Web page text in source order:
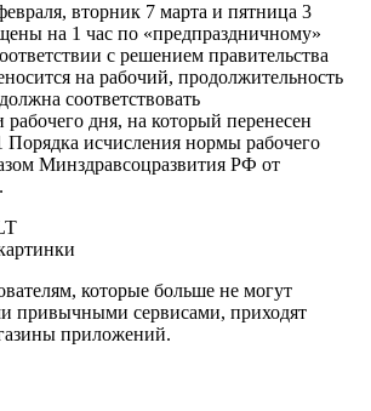
вторник 7 марта и пятница 3
на 1 час по «предпраздничному»
с решением правительства
на рабочий, продолжительность
соответствовать
дня, на который перенесен
Порядка исчисления нормы рабочего
Минздравсоцразвития РФ от
которые больше не могут
привычными сервисами, приходят
приложений.